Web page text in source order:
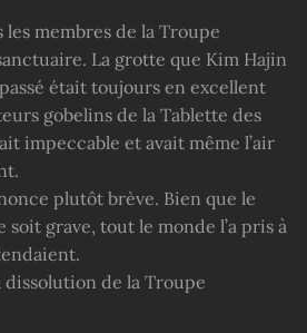
les membres de la Troupe
La grotte que Kim Hajin
était toujours en excellent
gobelins de la Tablette des
impeccable et avait même l’air
plutôt brève. Bien que le
soit grave, tout le monde l’a pris à
dissolution de la Troupe